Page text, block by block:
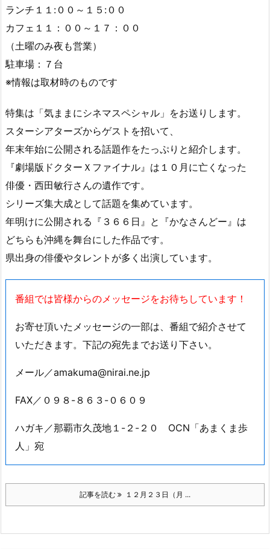
ランチ１１:００～１５:００
カフェ１１：００～１７：００
（土曜のみ夜も営業）
駐車場：７台
※情報は取材時のものです
特集は「気ままにシネマスペシャル」をお送りします。
スターシアターズからゲストを招いて、
年末年始に公開される話題作をたっぷりと紹介します。
『劇場版ドクターＸファイナル』は１０月に亡くなった
俳優・西田敏行さんの遺作です。
シリーズ集大成として話題を集めています。
年明けに公開される『３６６日』と『かなさんどー』は
どちらも沖縄を舞台にした作品です。
県出身の俳優やタレントが多く出演しています。
番組では皆様からのメッセージをお待ちしています！
お寄せ頂いたメッセージの一部は、番組で紹介させて
いただきます。下記の宛先までお送り下さい。
メール／amakuma@nirai.ne.jp
FAX／０９８-８６３-０６０９
ハガキ／那覇市久茂地１-２-２０ OCN「あまくま歩
人」宛
記事を読む １２月２３日（月 ...